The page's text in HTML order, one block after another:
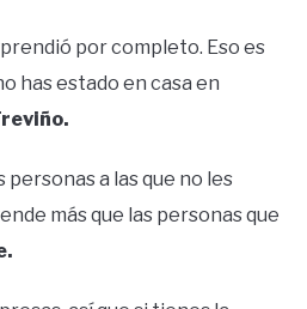
por completo. Eso es
has estado en casa en
personas a las que no les
más que las personas que